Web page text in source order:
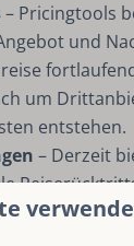
– Pricingtools
und
um
entstehen.
– Derzeit
gezahlte